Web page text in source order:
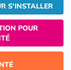
S'INSTALLER
POUR